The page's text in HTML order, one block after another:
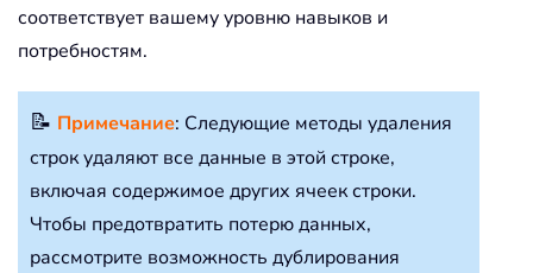
соответствует вашему уровню навыков и
потребностям.
📝 Примечание: Следующие методы удаления
строк удаляют все данные в этой строке,
включая содержимое других ячеек строки.
Чтобы предотвратить потерю данных,
рассмотрите возможность дублирования